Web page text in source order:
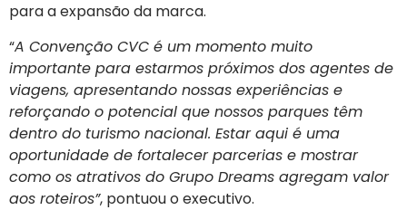
para a expansão da marca.
“A Convenção CVC é um momento muito
importante para estarmos próximos dos agentes de
viagens, apresentando nossas experiências e
reforçando o potencial que nossos parques têm
dentro do turismo nacional. Estar aqui é uma
oportunidade de fortalecer parcerias e mostrar
como os atrativos do Grupo Dreams agregam valor
aos roteiros”, pontuou o executivo.